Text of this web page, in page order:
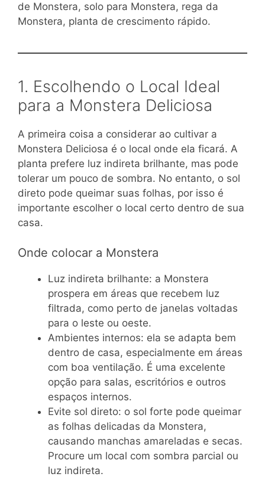
de Monstera, solo para Monstera, rega da
Monstera, planta de crescimento rápido.
1. Escolhendo o Local Ideal
para a Monstera Deliciosa
A primeira coisa a considerar ao cultivar a
Monstera Deliciosa é o local onde ela ficará. A
planta prefere luz indireta brilhante, mas pode
tolerar um pouco de sombra. No entanto, o sol
direto pode queimar suas folhas, por isso é
importante escolher o local certo dentro de sua
casa.
Onde colocar a Monstera
Luz indireta brilhante: a Monstera
prospera em áreas que recebem luz
filtrada, como perto de janelas voltadas
para o leste ou oeste.
Ambientes internos: ela se adapta bem
dentro de casa, especialmente em áreas
com boa ventilação. É uma excelente
opção para salas, escritórios e outros
espaços internos.
Evite sol direto: o sol forte pode queimar
as folhas delicadas da Monstera,
causando manchas amareladas e secas.
Procure um local com sombra parcial ou
luz indireta.